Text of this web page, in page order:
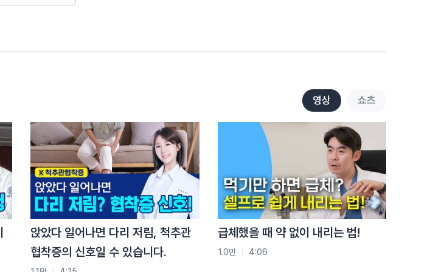
쉽습니다.
허리 아플 때마다 파스
붙이면 생기는 일
허리 아픈데 버티세요? '이
증상'이면 바로 병원입니다
8.8천 2:34
걷기 운동 믿었는데…
디스크 옵니다!
영상 쇼츠
앉았다 일어나면 다리 저림, 척추관
협착증의 신호일 수 있습니다.
급체했을 때 약 없이 내리는 법!
1.0만 4:06